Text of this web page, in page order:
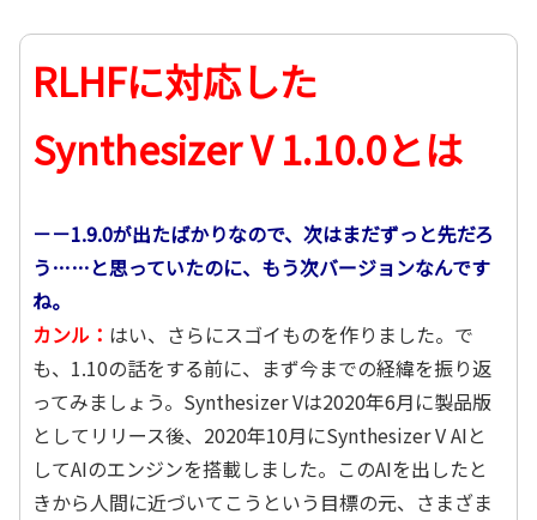
RLHFに対応した
Synthesizer V 1.10.0とは
－－1.9.0が出たばかりなので、次はまだずっと先だろ
う……と思っていたのに、もう次バージョンなんです
ね。
カンル： はい、さらにスゴイものを作りました。で
も、1.10の話をする前に、まず今までの経緯を振り返
ってみましょう。Synthesizer Vは2020年6月に製品版
としてリリース後、2020年10月にSynthesizer V AIと
してAIのエンジンを搭載しました。このAIを出したと
きから人間に近づいてこうという目標の元、さまざま